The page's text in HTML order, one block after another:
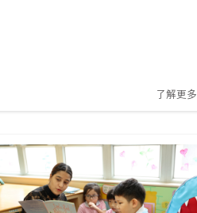
了解更多